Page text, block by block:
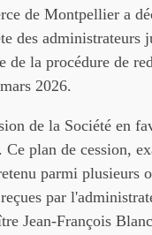
de Montpellier a
des administrateurs
la procédure de
2026.
de la Société en
plan de cession,
parmi plusieurs
par
Jean-François